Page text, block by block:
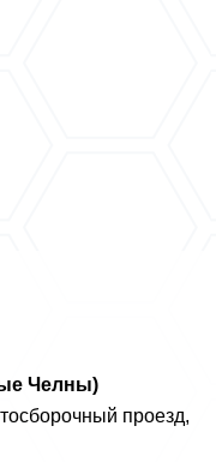
Челны)
проезд,